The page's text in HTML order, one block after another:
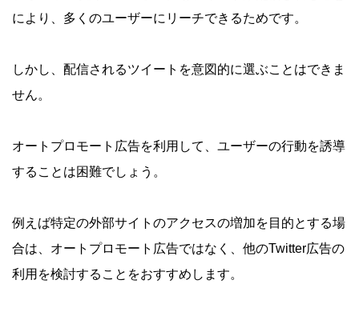
により、多くのユーザーにリーチできるためです。
しかし、配信されるツイートを意図的に選ぶことはできま
せん。
オートプロモート広告を利用して、ユーザーの行動を誘導
することは困難でしょう。
例えば特定の外部サイトのアクセスの増加を目的とする場
合は、オートプロモート広告ではなく、他のTwitter広告の
利用を検討することをおすすめします。